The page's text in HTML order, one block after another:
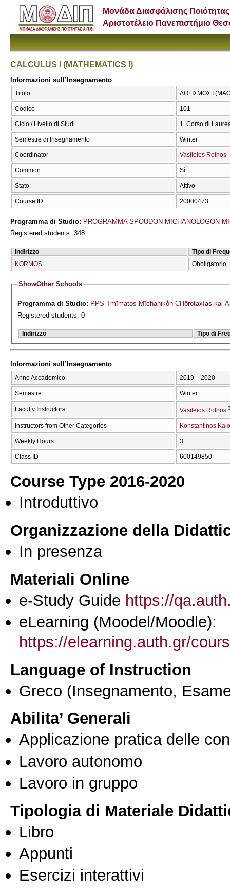
Μονάδα Διασφάλισης Ποιότητας
Αριστοτέλειο Πανεπιστήμιο
CALCULUS I (MATHEMATICS I)
Informazioni sull’Insegnamento
Titolo ΛΟΓΙΣΜΟΣ Ι
Codice 101
Ciclo / Livello di Studi 1. Corso di
Semestre di Insegnamento Winter
Coordinator Vasileios Rothos
Common Sì
Stato Attivo
Course ID 20000473
Programma di Studio: PROGRAMMA SPOUDŌN MĪCΗANOLOGŌN
Registered students: 348
Indirizzo
Tipo di
KORMOS
Obbligatorio
ShowOther Schools
Programma di Studio: PPS Tmīmatos Mīchanikṓn CΗōrotaxías kai
Registered students: 0
Indirizzo Tipo di
Informazioni sull’Insegnamento
Anno Accademico 2019 – 2020
Semestre Winter
Faculty Instructors Vasileios Rothos
Instructors from Other Categories Konstantinos
Weekly Hours 3
Class ID 600149850
Course Type 2016-2020
Introduttivo
Organizzazione della
In presenza
Materiali Online
e-Study Guide https://
eLearning (Moodel/Moodle):
https://elearning.auth.gr/
Language of Instruction
Greco (Insegnamento,
Abilita’ Generali
Applicazione pratica delle
Lavoro autonomo
Lavoro in gruppo
Tipologia di Materiale
Libro
Appunti
Esercizi interattivi